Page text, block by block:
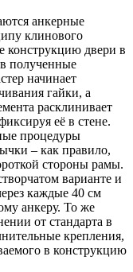
анкерные
клинового
конструкцию двери в
полученные
начинает
гайки, а
расклинивает
её в стене.
процедуры
– как правило,
стороны рамы.
варианте и
каждые 40 см
анкеру. То же
от стандарта в
крепления,
в конструкцию